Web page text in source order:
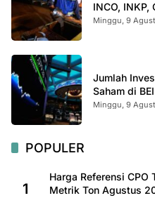
INCO, INKP,
Minggu, 9
Jumlah
Saham di
Minggu, 9
POPULER
1
Harga Referensi
Metrik Ton Agustus